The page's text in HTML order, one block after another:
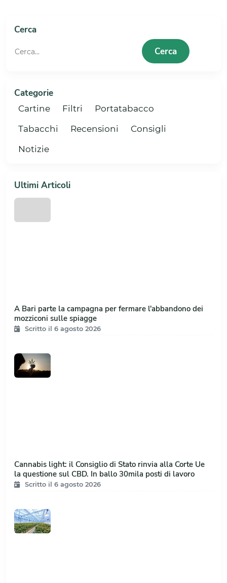
Cerca
Cerca
Categorie
Cartine Filtri
Portatabacco
Tabacchi
Recensioni
Consigli
Notizie
Ultimi Articoli
A Bari parte la campagna per fermare l'abbandono dei
mozziconi sulle spiagge
Scritto il 6 agosto 2026
Cannabis light: il Consiglio di Stato rinvia alla Corte Ue
la questione sul CBD. In ballo 30mila posti di lavoro
Scritto il 6 agosto 2026